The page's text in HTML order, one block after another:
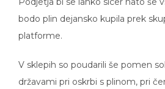
bodo plin dejansko kupila prek
platforme.
državami pri oskrbi s plinom, pri